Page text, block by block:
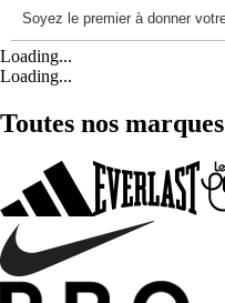
Loading...
Loading...
Toutes nos marques